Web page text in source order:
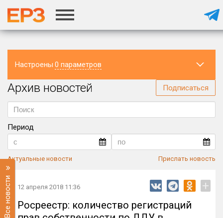
Настроены 0 параметров
Регион
Архив новостей Подписаться
Период
Актуальные новости Прислать новость
Все новости 12 апреля 2018 11:36 +
Росреестр: количество регистраций